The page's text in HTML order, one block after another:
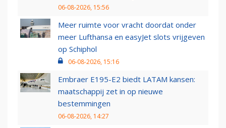
06-08-2026, 15:56
Meer ruimte voor vracht doordat onder
meer Lufthansa en easyJet slots vrijgeven
op Schiphol
06-08-2026, 15:16
Embraer E195-E2 biedt LATAM kansen:
maatschappij zet in op nieuwe
bestemmingen
06-08-2026, 14:27